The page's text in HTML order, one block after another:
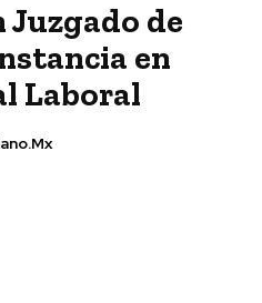
de
en
Laboral